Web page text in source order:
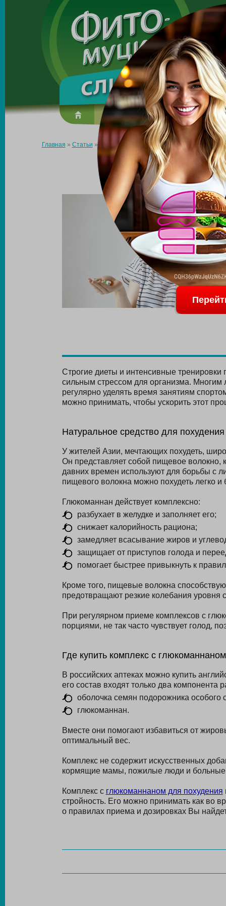
Made in the UK
О препарате Усиль эффект
Главная » Статьи »Как можно легко похудеть?
КАК МОЖНО
Строгие диеты и интенсивные тренировки
сильным стрессом для организма.
регулярно уделять время занятиям
можно принимать, чтобы ускорить этот
Натуральное средство для похудения
У жителей Азии, мечтающих похудеть,
Он представляет собой пищевое волокно,
давних времен используют для борьбы с
пищевого волокна можно похудеть легко и
Глюкоманнан действует комплексно:
разбухает в желудке и заполняет его;
снижает калорийность рациона;
замедляет всасывание жиров и
защищает от приступов голода и
помогает быстрее привыкнуть к
Кроме того, пищевые волокна
предотвращают резкие колебания уровня
При регулярном приеме комплексов с
порциями, не так часто чувствует голод,
Где купить комплекс с
В российских аптеках можно купить
его состав входят только два компонента
оболочка семян подорожника особого
глюкоманнан.
Вместе они помогают избавиться от
оптимальный вес.
Комплекс не содержит искусственных
кормящие мамы, пожилые люди и больные
Комплекс с глюкоманнаном для похудения
стройность. Его можно принимать как во
о правилах приема и дозировках Вы